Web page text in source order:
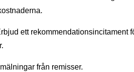
ett rekommendationsincitament
från remisser.